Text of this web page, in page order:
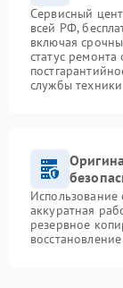
Сервисный
всей РФ,
включая
статус ремонта
службы техники
аккуратная
резервное